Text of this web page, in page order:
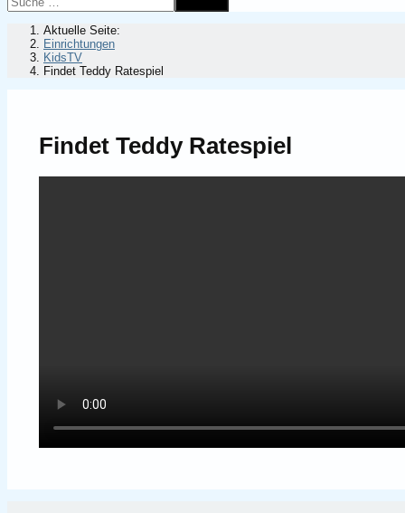
Aktuelle Seite:
Einrichtungen
KidsTV
Findet Teddy Ratespiel
Findet Teddy Ratespiel